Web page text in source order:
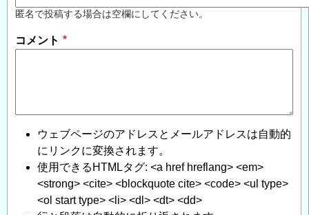
匿名で投稿する場合は空欄にしてください。
コメント
ウェブページのアドレスとメールアドレスは自動的
にリンクに変換されます。
使用できるHTMLタグ: <a href hreflang> <em>
<strong> <cite> <blockquote cite> <code> <ul type>
<ol start type> <li> <dl> <dt> <dd>